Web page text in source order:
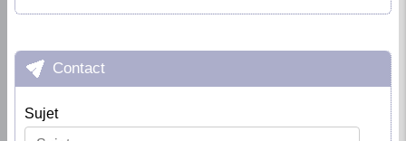
Contact
Sujet